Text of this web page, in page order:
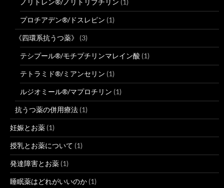
ノリトレン®/ノリトリプチリン (1)
プロチアデン®/ドスレピン (1)
《四環系抗うつ薬》 (3)
テシプール®/モチプチリンマレイン酸 (1)
テトラミド®/ミアンセリン (1)
ルジオミール®/マプロチリン (1)
抗うつ薬の併用療法 (1)
妊娠とお薬 (1)
授乳とお薬について (1)
発達障害とお薬 (1)
睡眠薬はどれがいいのか (1)